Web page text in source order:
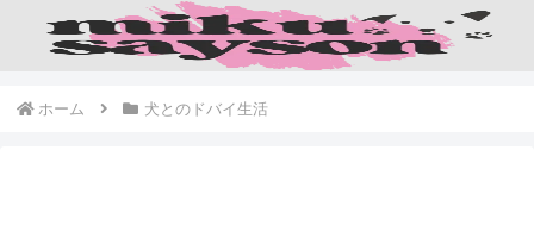
ホーム 犬とのドバイ生活